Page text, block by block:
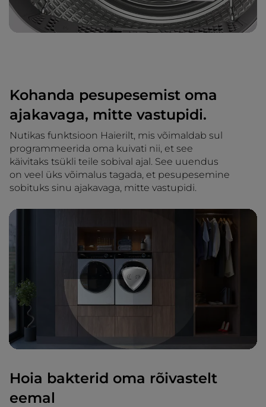
Kohanda pesupesemist oma
ajakavaga, mitte vastupidi.
Nutikas funktsioon Haierilt, mis võimaldab sul
programmeerida oma kuivati nii, et see
käivitaks tsükli teile sobival ajal. See uuendus
on veel üks võimalus tagada, et pesupesemine
sobituks sinu ajakavaga, mitte vastupidi.
Hoia bakterid oma rõivastelt
eemal